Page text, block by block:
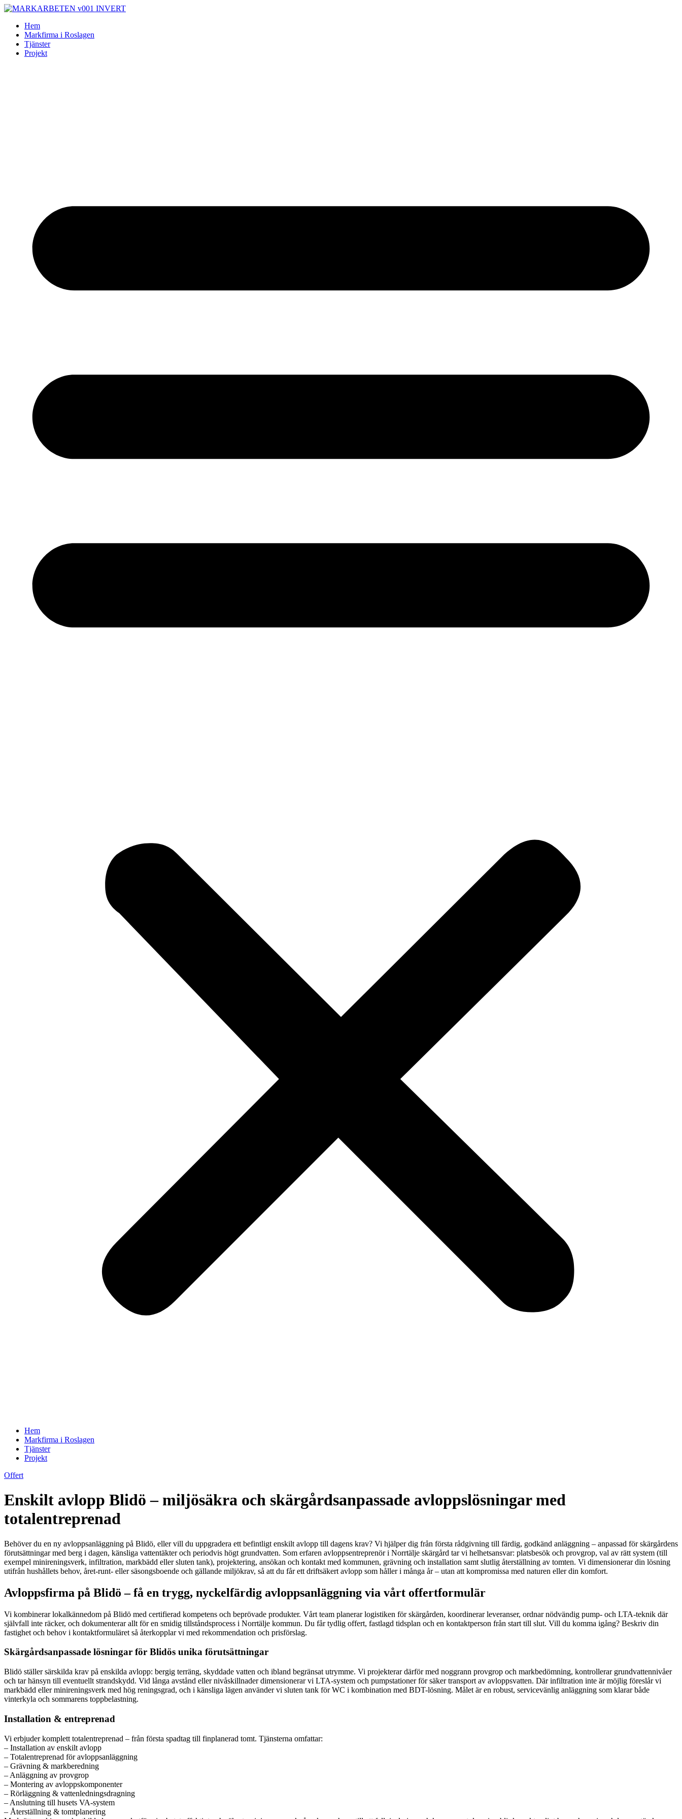
Skip
contentHem
Markfirma i Roslagen
Tjänster
Projekt
Hem
Markfirma i Roslagen
Tjänster
Projekt
Offert
Enskilt avlopp Blidö – miljösäkra och skärgårdsanpassade avloppslösningar med
totalentreprenad
Behöver du en ny avloppsanläggning på Blidö, eller vill du uppgradera ett befintligt enskilt avlopp till dagens krav? Vi hjälper dig från första rådgivning till färdig, godkänd anläggning – anpassad för skärgårdens
förutsättningar med berg i dagen, känsliga vattentäkter och periodvis högt grundvatten. Som erfaren avloppsentreprenör i Norrtälje skärgård tar vi helhetsansvar: platsbesök och provgrop, val av rätt system (till
exempel minireningsverk, infiltration, markbädd eller sluten tank), projektering, ansökan och kontakt med kommunen, grävning och installation samt slutlig återställning av tomten. Vi dimensionerar din lösning
utifrån hushållets behov, året-runt- eller säsongsboende och gällande miljökrav, så att du får ett driftsäkert avlopp som håller i många år – utan att kompromissa med naturen eller din komfort.
Avloppsfirma på Blidö – få en trygg, nyckelfärdig avloppsanläggning via vårt offertformulär
Vi kombinerar lokalkännedom på Blidö med certifierad kompetens och beprövade produkter. Vårt team planerar logistiken för skärgården, koordinerar leveranser, ordnar nödvändig pump- och LTA-teknik där
självfall inte räcker, och dokumenterar allt för en smidig tillståndsprocess i Norrtälje kommun. Du får tydlig offert, fastlagd tidsplan och en kontaktperson från start till slut. Vill du komma igång? Beskriv din
fastighet och behov i kontaktformuläret så återkopplar vi med rekommendation och prisförslag.
Skärgårdsanpassade lösningar för Blidös unika förutsättningar
Blidö ställer särskilda krav på enskilda avlopp: bergig terräng, skyddade vatten och ibland begränsat utrymme. Vi projekterar därför med noggrann provgrop och markbedömning, kontrollerar grundvattennivåer
och tar hänsyn till eventuellt strandskydd. Vid långa avstånd eller nivåskillnader dimensionerar vi LTA-system och pumpstationer för säker transport av avloppsvatten. Där infiltration inte är möjlig föreslår vi
markbädd eller minireningsverk med hög reningsgrad, och i känsliga lägen använder vi sluten tank för WC i kombination med BDT-lösning. Målet är en robust, servicevänlig anläggning som klarar både
vinterkyla och sommarens toppbelastning.
Installation & entreprenad
Vi erbjuder komplett totalentreprenad – från första spadtag till finplanerad tomt. Tjänsterna omfattar:
– Installation av enskilt avlopp
– Totalentreprenad för avloppsanläggning
– Grävning & markberedning
– Anläggning av provgrop
– Montering av avloppskomponenter
– Rörläggning & vattenledningsdragning
– Anslutning till husets VA-system
– Återställning & tomtplanering